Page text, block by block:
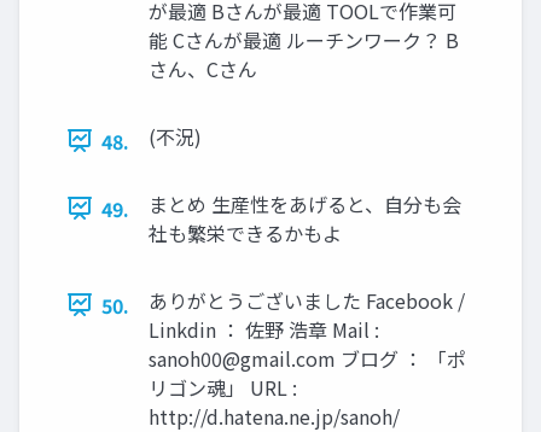
が最適 Bさんが最適 TOOLで作業可
能 Cさんが最適 ルーチンワーク？ B
さん、Cさん
48. (不況)
49.
まとめ 生産性をあげると、自分も会
社も繁栄できるかもよ
50.
ありがとうございました Facebook /
Linkdin ： 佐野 浩章 Mail :
sanoh00@gmail.com ブログ ： 「ポ
リゴン魂」 URL :
http://d.hatena.ne.jp/sanoh/